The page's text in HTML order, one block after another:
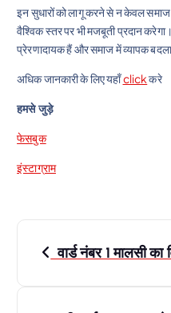
इन सुधारों को लागू करने से न केवल समाज
वैश्विक स्तर पर भी मजबूती प्रदान
प्रेरणादायक हैं और समाज में व्यापक
अधिक जानकारी के लिए यहाँclickकरे
हमसे जुड़े
फेसबुक
इंस्टाग्राम
वार्ड नंबर 1 मालसी का